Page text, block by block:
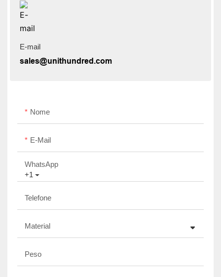
E-mail
sales@unithundred.com
Nome
E-Mail
+1
WhatsApp
Telefone
Material
Peso